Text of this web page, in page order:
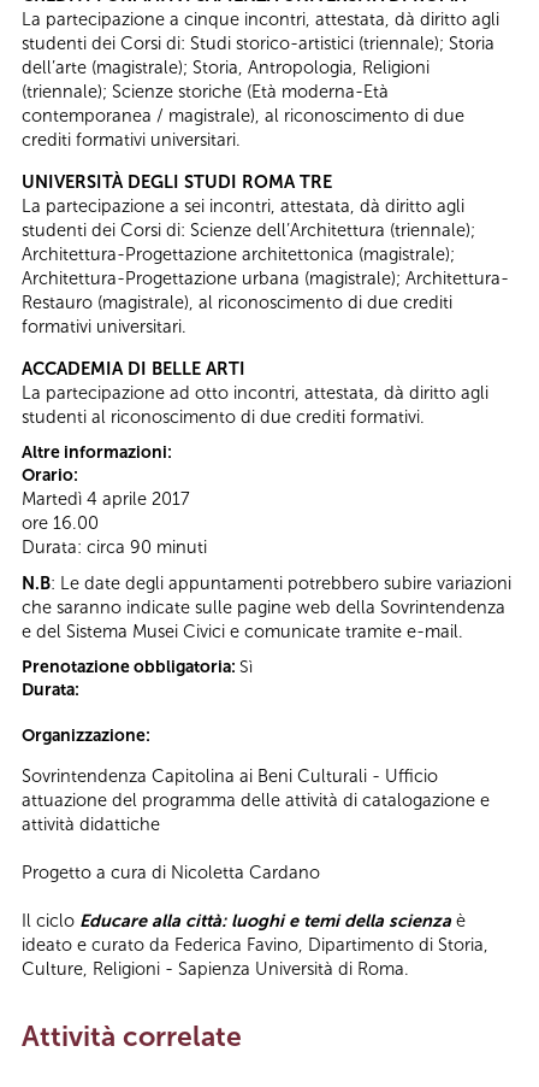
La partecipazione a cinque incontri, attestata, dà diritto agli
studenti dei Corsi di: Studi storico-artistici (triennale); Storia
dell’arte (magistrale); Storia, Antropologia, Religioni
(triennale); Scienze storiche (Età moderna-Età
contemporanea / magistrale), al riconoscimento di due
crediti formativi universitari.
UNIVERSITÀ DEGLI STUDI ROMA TRE
La partecipazione a sei incontri, attestata, dà diritto agli
studenti dei Corsi di: Scienze dell’Architettura (triennale);
Architettura-Progettazione architettonica (magistrale);
Architettura-Progettazione urbana (magistrale); Architettura-
Restauro (magistrale), al riconoscimento di due crediti
formativi universitari.
ACCADEMIA DI BELLE ARTI
La partecipazione ad otto incontri, attestata, dà diritto agli
studenti al riconoscimento di due crediti formativi.
Altre informazioni:
Orario:
Martedì 4 aprile 2017
ore 16.00
Durata: circa 90 minuti
N.B: Le date degli appuntamenti potrebbero subire variazioni
che saranno indicate sulle pagine web della Sovrintendenza
e del Sistema Musei Civici e comunicate tramite e-mail.
Prenotazione obbligatoria: Sì
Durata:
Organizzazione:
Sovrintendenza Capitolina ai Beni Culturali - Ufficio
attuazione del programma delle attività di catalogazione e
attività didattiche
Progetto a cura di Nicoletta Cardano
Il ciclo Educare alla città: luoghi e temi della scienza è
ideato e curato da Federica Favino, Dipartimento di Storia,
Culture, Religioni - Sapienza Università di Roma.
Attività correlate